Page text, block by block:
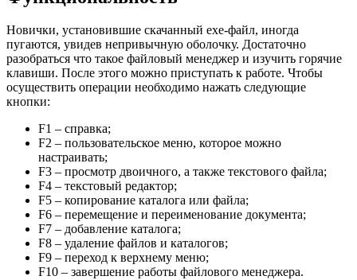
Новички, установившие скачанный exe-файл, иногда
пугаются, увидев непривычную оболочку. Достаточно
разобраться что такое файловый менеджер и изучить горячие
клавиши. После этого можно приступать к работе. Чтобы
осуществить операции необходимо нажать следующие
кнопки:
F1 – справка;
F2 – пользовательское меню, которое можно
настраивать;
F3 – просмотр двоичного, а также текстового файла;
F4 – текстовый редактор;
F5 – копирование каталога или файла;
F6 – перемещение и переименование документа;
F7 – добавление каталога;
F8 – удаление файлов и каталогов;
F9 – переход к верхнему меню;
F10 – завершение работы файлового менеджера.